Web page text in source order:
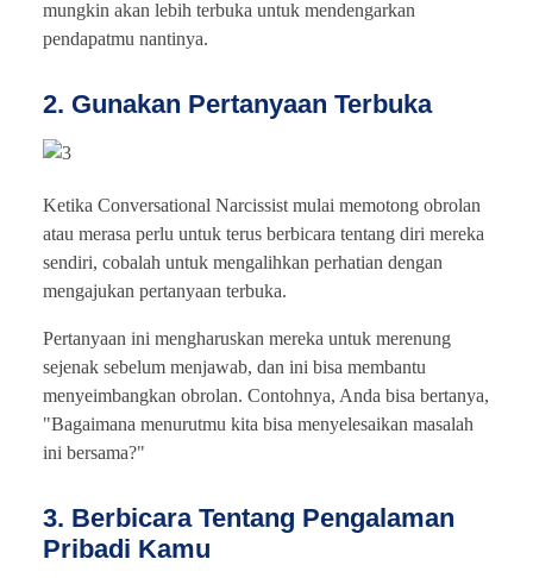
mungkin akan lebih terbuka untuk mendengarkan
pendapatmu nantinya.
2. Gunakan Pertanyaan Terbuka
Ketika Conversational Narcissist mulai memotong obrolan
atau merasa perlu untuk terus berbicara tentang diri mereka
sendiri, cobalah untuk mengalihkan perhatian dengan
mengajukan pertanyaan terbuka.
Pertanyaan ini mengharuskan mereka untuk merenung
sejenak sebelum menjawab, dan ini bisa membantu
menyeimbangkan obrolan. Contohnya, Anda bisa bertanya,
"Bagaimana menurutmu kita bisa menyelesaikan masalah
ini bersama?"
3. Berbicara Tentang Pengalaman
Pribadi Kamu